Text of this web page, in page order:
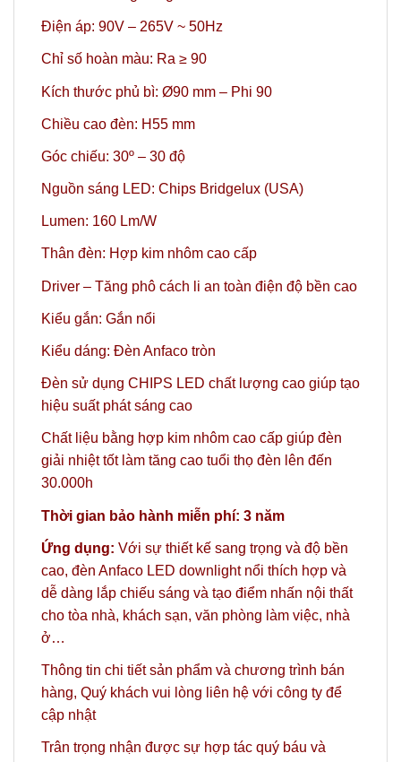
Điện áp: 90V – 265V ~ 50Hz
Chỉ số hoàn màu: Ra ≥ 90
Kích thước phủ bì: Ø90 mm – Phi 90
Chiều cao đèn: H55 mm
Góc chiếu: 30º – 30 độ
Nguồn sáng LED: Chips Bridgelux (USA)
Lumen: 160 Lm/W
Thân đèn: Hợp kim nhôm cao cấp
Driver – Tăng phô cách li an toàn điện độ bền cao
Kiểu gắn: Gắn nổi
Kiểu dáng: Đèn Anfaco tròn
Đèn sử dụng CHIPS LED chất lượng cao giúp tạo
hiệu suất phát sáng cao
Chất liệu bằng hợp kim nhôm cao cấp giúp đèn
giải nhiệt tốt làm tăng cao tuổi thọ đèn lên đến
30.000h
Thời gian bảo hành miễn phí: 3 năm
Ứng dụng: Với sự thiết kế sang trọng và độ bền
cao, đèn Anfaco LED downlight nổi thích hợp và
dễ dàng lắp chiếu sáng và tạo điểm nhấn nội thất
cho tòa nhà, khách sạn, văn phòng làm việc, nhà
ở…
Thông tin chi tiết sản phẩm và chương trình bán
hàng, Quý khách vui lòng liên hệ với công ty để
cập nhật
Trân trọng nhận được sự hợp tác quý báu và